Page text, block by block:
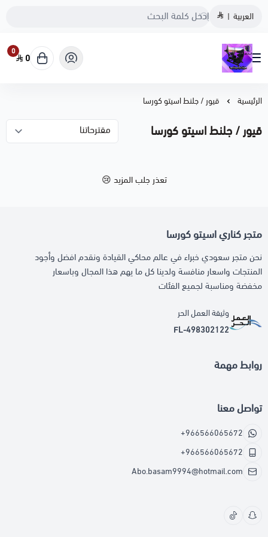
العربية |
متجر كناري اسيتو كورسا
0
0
الرئيسية قيور / جلنط اسيتو كورسا
قيور / جلنط اسيتو كورسا
تعذر جلب المزيد 😢
متجر كناري اسيتو كورسا
نحن متجر سعودي خبراء في عالم محاكي القيادة ونقدم افضل وأجود
المنتجات واسعار منافسة ولدينا كل ما يهم هذا المجال وباسعار
مخفضة ومناسبة لجميع الفئات
وثيقة العمل الحر
FL-498302122
روابط مهمة
تواصل معنا
+966566065672
+966566065672
Abo.basam9994@hotmail.com